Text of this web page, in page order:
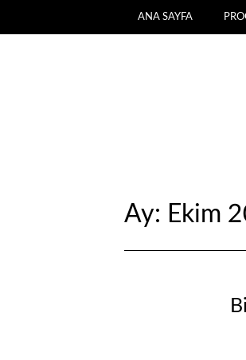
ANA SAYFA
Ay: Ekim